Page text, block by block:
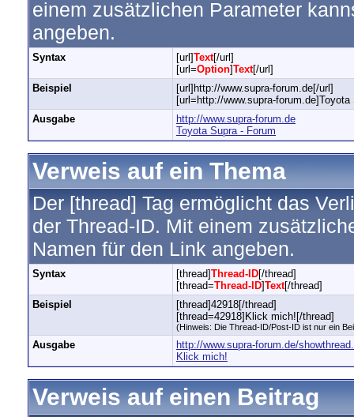
einem zusätzlichen Parameter
angeben.
Syntax [url]Text[/url]
[url=Option]Text[/url]
Beispiel
[url]http://www.supra-forum.de[/url]
[url=http://www.supra-
Ausgabe
http://www.supra-forum.de
Toyota Supra - Forum
Verweis auf ein Thema
Der [thread] Tag ermöglicht das
der Thread-ID. Mit einem
Namen für den Link angeben.
Syntax [thread]Thread-ID[/thread]
[thread=Thread-ID]Text[/thread]
Beispiel
[thread]42918[/thread]
[thread=42918]Klick mich![/thread]
(Hinweis: Die Thread-ID/Post-ID ist nur ein
Ausgabe
http://www.supra-forum.de/
Klick mich!
Verweis auf einen Beitrag